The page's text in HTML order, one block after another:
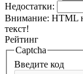
Недостатки:
Внимание: HTML
текст!
Рейтинг
Captcha
Введите код